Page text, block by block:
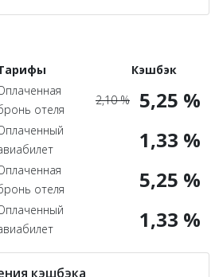
Кэшбэк
отеля
2,10 % 5,25 %
1,33 %
отеля
5,25 %
1,33 %
кэшбэка